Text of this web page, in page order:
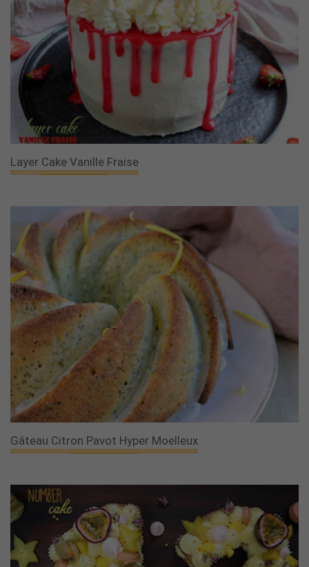
Layer Cake Vanille Fraise
Gâteau Citron Pavot Hyper Moelleux